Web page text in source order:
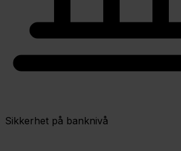
Sikkerhet på banknivå